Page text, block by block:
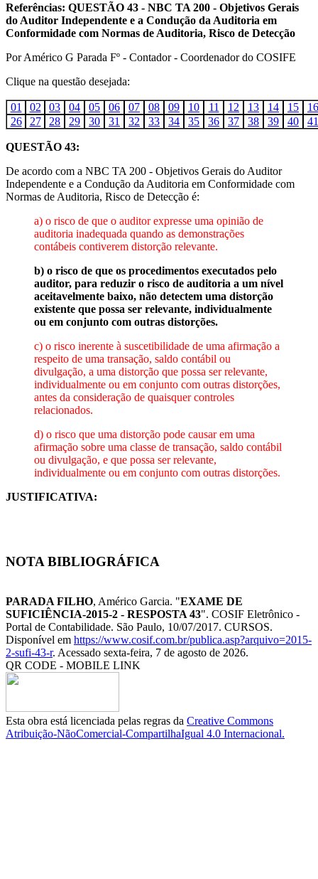
Referências: QUESTÃO 43 - NBC TA 200 - Objetivos Gerais
do Auditor Independente e a Condução da Auditoria em
Conformidade com Normas de Auditoria, Risco de Detecção
Por Américo G Parada Fº - Contador - Coordenador do COSIFE
Clique na questão desejada:
01 02 03 04 05 06 07 08 09 10 11 12 13 14 15
16
26
27 28 29 30 31 32 33 34 35 36 37 38 39 40 41
QUESTÃO 43:
De acordo com a NBC TA 200 - Objetivos Gerais do Auditor
Independente e a Condução da Auditoria em Conformidade com
Normas de Auditoria, Risco de Detecção é:
a) o risco de que o auditor expresse uma opinião de
auditoria inadequada quando as demonstrações
contábeis contiverem distorção relevante.
b) o risco de que os procedimentos executados pelo
auditor, para reduzir o risco de auditoria a um nível
aceitavelmente baixo, não detectem uma distorção
existente que possa ser relevante, individualmente
ou em conjunto com outras distorções.
c) o risco inerente à suscetibilidade de uma afirmação a
respeito de uma transação, saldo contábil ou
divulgação, a uma distorção que possa ser relevante,
individualmente ou em conjunto com outras distorções,
antes da consideração de quaisquer controles
relacionados.
d) o risco que uma distorção pode causar em uma
afirmação sobre uma classe de transação, saldo contábil
ou divulgação, e que possa ser relevante,
individualmente ou em conjunto com outras distorções.
JUSTIFICATIVA:
NOTA BIBLIOGRÁFICA
PARADA FILHO, Américo Garcia. "EXAME DE
SUFICIÊNCIA-2015-2 - RESPOSTA 43". COSIF Eletrônico -
Portal de Contabilidade. São Paulo, 10/07/2017. CURSOS.
Disponível em https://www.cosif.com.br/publica.asp?arquivo=2015-
2-sufi-43-r. Acessado sexta-feira, 7 de agosto de 2026.
QR CODE - MOBILE LINK
Esta obra está licenciada pelas regras da Creative Commons
Atribuição-NãoComercial-CompartilhaIgual 4.0 Internacional.